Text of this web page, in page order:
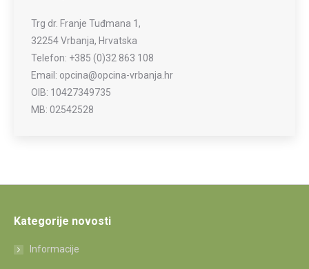
Trg dr. Franje Tuđmana 1,
32254 Vrbanja, Hrvatska
Telefon: +385 (0)32 863 108
Email: opcina@opcina-vrbanja.hr
OIB: 10427349735
MB: 02542528
Kategorije novosti
Informacije